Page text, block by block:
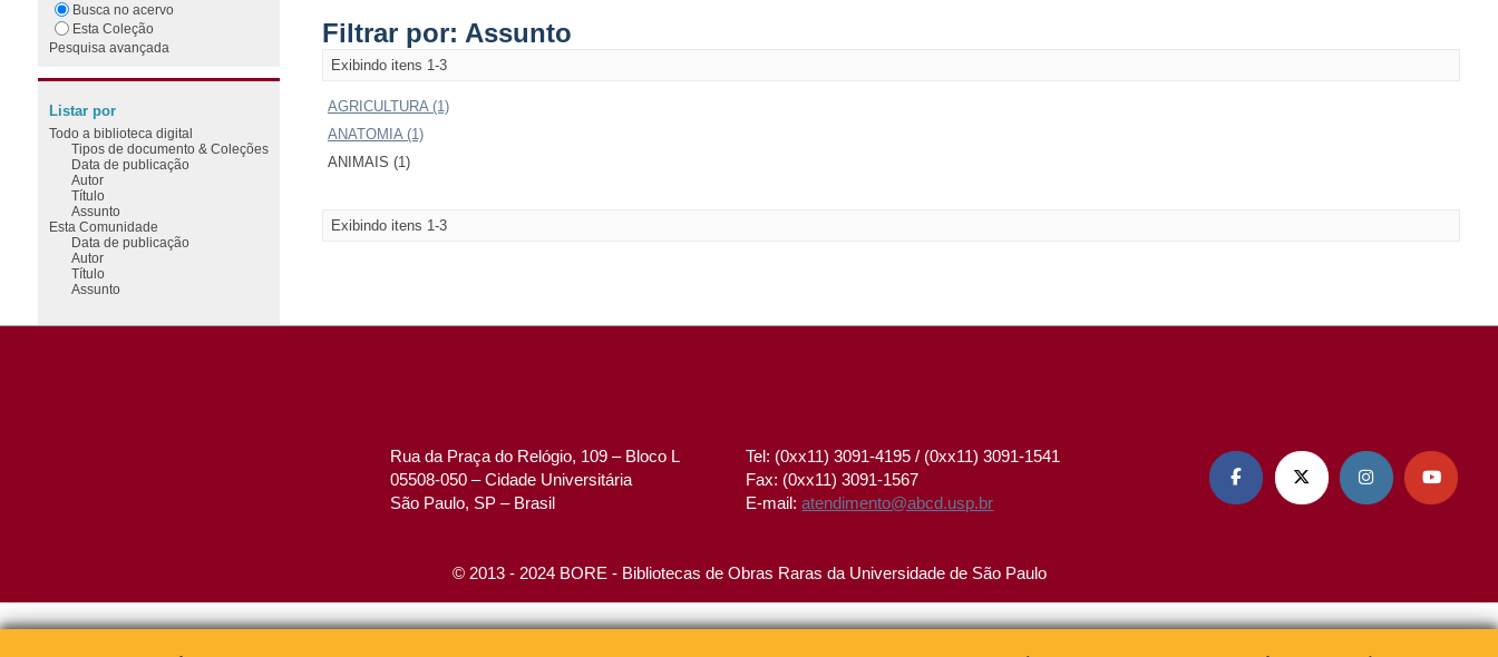
Filtrar por: Assunto
Exibindo itens 1-3
AGRICULTURA (1)
ANATOMIA (1)
ANIMAIS (1)
Exibindo itens 1-3
Busca no acervo
Esta Coleção
Pesquisa avançada
Listar por
Todo a biblioteca digital
Tipos de documento & Coleções
Data de publicação
Autor
Título
Assunto
Esta Comunidade
Data de publicação
Autor
Título
Assunto
Rua da Praça do Relógio, 109 – Bloco L
05508-050 – Cidade Universitária
São Paulo, SP – Brasil
Tel: (0xx11) 3091-4195 / (0xx11) 3091-1541
Fax: (0xx11) 3091-1567
E-mail:atendimento@abcd.usp.br
   
© 2013 - 2024 BORE - Bibliotecas de Obras Raras da Universidade de São Paulo